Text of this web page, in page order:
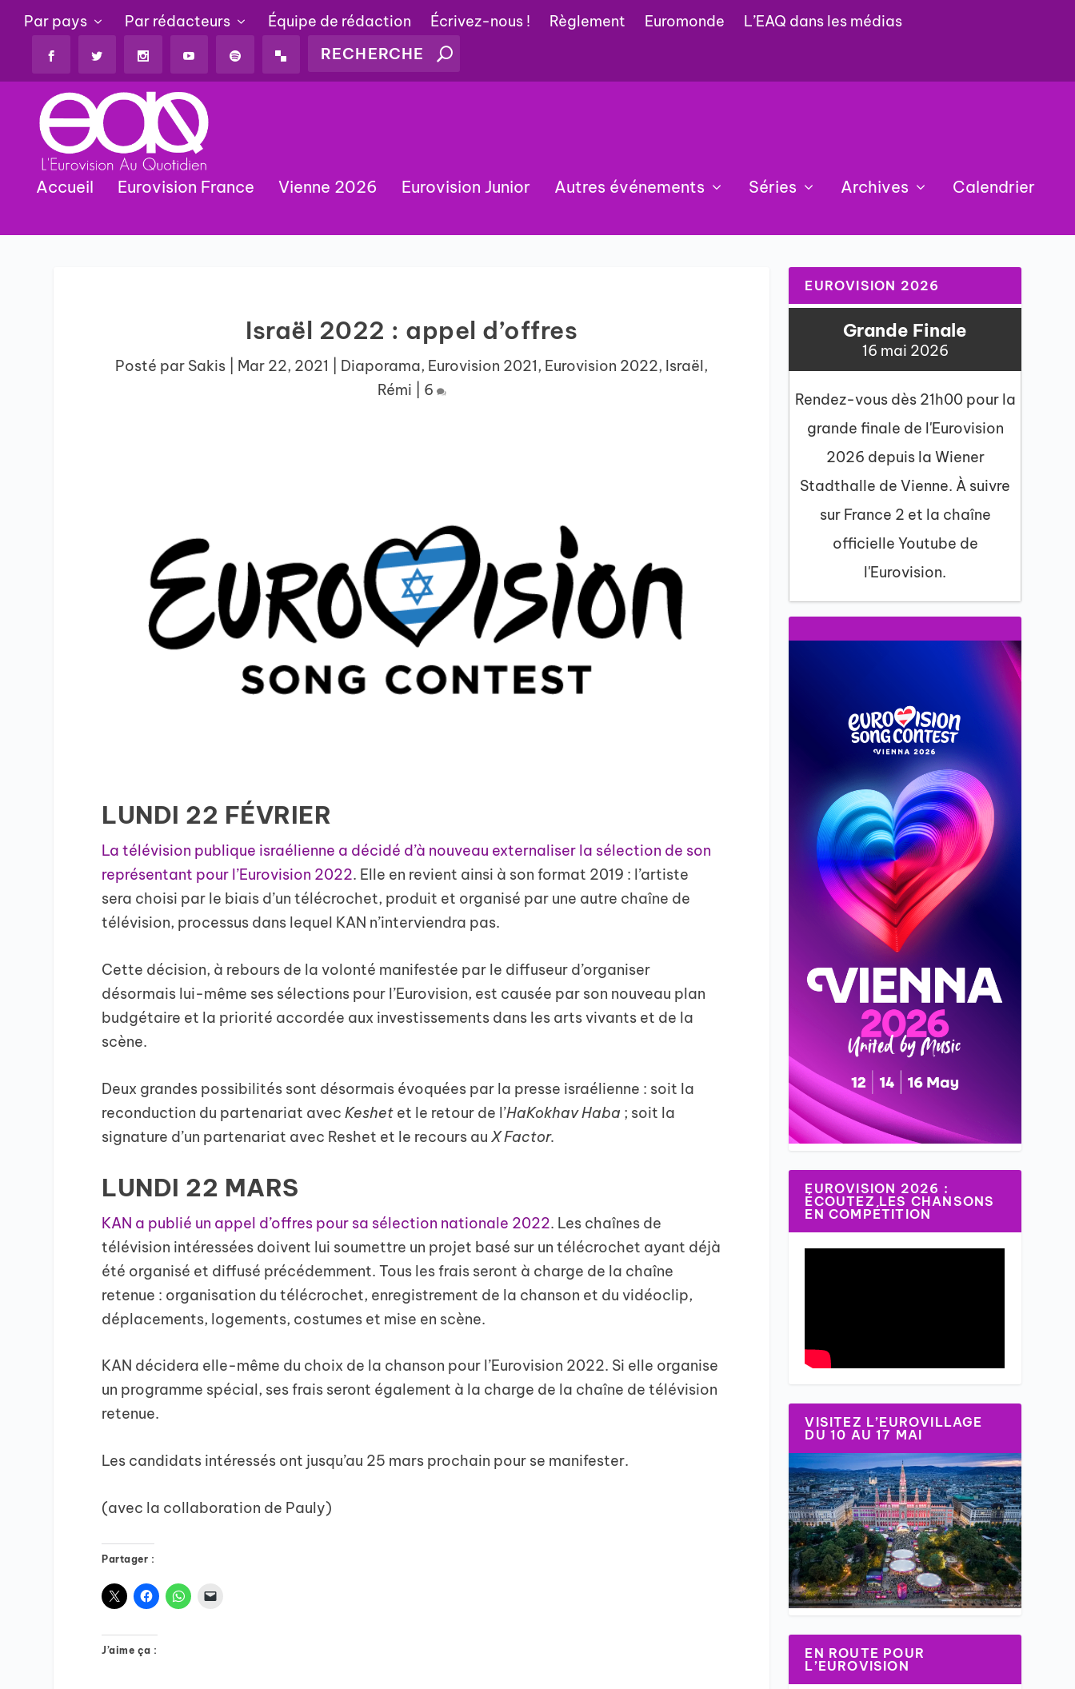
Par pays Par rédacteurs Équipe de rédaction Écrivez-nous ! Règlement Euromonde L’EAQ dans les médias
Accueil Eurovision France Vienne 2026 Eurovision Junior Autres événements Séries Archives Calendrier
Israël 2022 : appel d’offres
Posté par Sakis Mar 22, 2021 Diaporama, Eurovision 2021, Eurovision 2022, Israël,
Rémi
6
LUNDI 22 FÉVRIER
La télévision publique israélienne a décidé d’à nouveau externaliser la sélection de son
représentant pour l’Eurovision 2022. Elle en revient ainsi à son format 2019 : l’artiste
sera choisi par le biais d’un télécrochet, produit et organisé par une autre chaîne de
télévision, processus dans lequel KAN n’interviendra pas.
Cette décision, à rebours de la volonté manifestée par le diffuseur d’organiser
désormais lui-même ses sélections pour l’Eurovision, est causée par son nouveau plan
budgétaire et la priorité accordée aux investissements dans les arts vivants et de la
scène.
Deux grandes possibilités sont désormais évoquées par la presse israélienne : soit la
reconduction du partenariat avecKeshet et le retour de l’HaKokhav Haba ; soit la
signature d’un partenariat avec Reshet et le recours auX Factor.
LUNDI 22 MARS
KAN a publié un appel d’offres pour sa sélection nationale 2022. Les chaînes de
télévision intéressées doivent lui soumettre un projet basé sur un télécrochet ayant déjà
été organisé et diffusé précédemment. Tous les frais seront à charge de la chaîne
retenue : organisation du télécrochet, enregistrement de la chanson et du vidéoclip,
déplacements, logements, costumes et mise en scène.
KAN décidera elle-même du choix de la chanson pour l’Eurovision 2022. Si elle organise
un programme spécial, ses frais seront également à la charge de la chaîne de télévision
retenue.
Les candidats intéressés ont jusqu’au 25 mars prochain pour se manifester.
(avec la collaboration de Pauly)
Partager :
J’aime ça :
EUROVISION 2026
Grande Finale
16 mai 2026
Rendez-vous dès 21h00 pour la
grande finale de l'Eurovision
2026 depuis la Wiener
Stadthalle de Vienne. À suivre
sur France 2 et la chaîne
officielle Youtube de
l'Eurovision.
EUROVISION 2026 :
ÉCOUTEZ LES CHANSONS
EN COMPÉTITION
VISITEZ L’EUROVILLAGE
DU 10 AU 17 MAI
EN ROUTE POUR
L’EUROVISION